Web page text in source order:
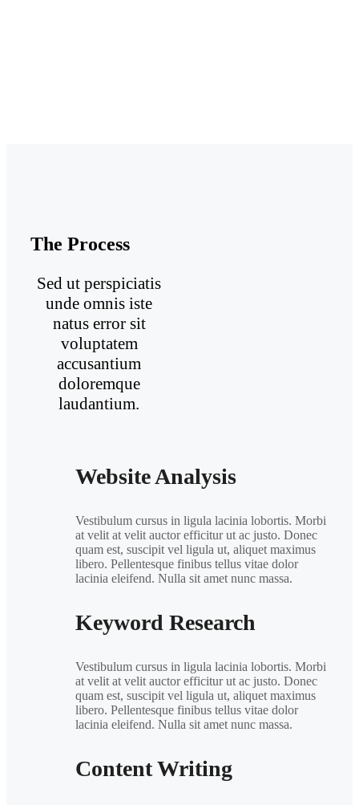
The Process
Sed ut perspiciatis
unde omnis iste
natus error sit
voluptatem
accusantium
doloremque
laudantium.
Website Analysis
Vestibulum cursus in ligula lacinia lobortis. Morbi
at velit at velit auctor efficitur ut ac justo. Donec
quam est, suscipit vel ligula ut, aliquet maximus
libero. Pellentesque finibus tellus vitae dolor
lacinia eleifend. Nulla sit amet nunc massa.
Keyword Research
Vestibulum cursus in ligula lacinia lobortis. Morbi
at velit at velit auctor efficitur ut ac justo. Donec
quam est, suscipit vel ligula ut, aliquet maximus
libero. Pellentesque finibus tellus vitae dolor
lacinia eleifend. Nulla sit amet nunc massa.
Content Writing